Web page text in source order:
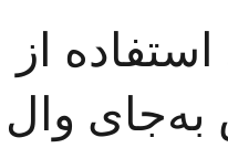
از
وال